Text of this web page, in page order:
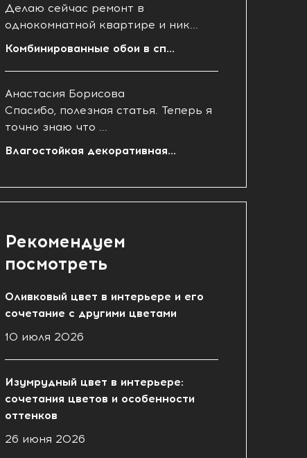
Делаю сейчас ремонт в
однокомнатной квартире и ник...
Комбинированные обои в сп...
Анастасия Борисова
Спасибо, полезная статья. Теперь я
точно знаю что ...
Влагостойкая декоративная...
Рекомендуем
посмотреть
Оливковый цвет в интерьере и его
сочетание с другими цветами
10 июля 2026
Изумрудный цвет в интерьере:
сочетания цветов и особенности
оттенков
26 июня 2026